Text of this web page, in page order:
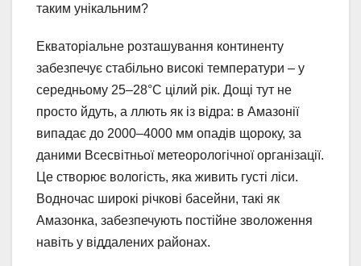
таким унікальним?
Екваторіальне розташування континенту
забезпечує стабільно високі температури – у
середньому 25–28°C цілий рік. Дощі тут не
просто йдуть, а ллють як із відра: в Амазонії
випадає до 2000–4000 мм опадів щороку, за
даними Всесвітньої метеорологічної організації.
Це створює вологість, яка живить густі ліси.
Водночас широкі річкові басейни, такі як
Амазонка, забезпечують постійне зволоження
навіть у віддалених районах.